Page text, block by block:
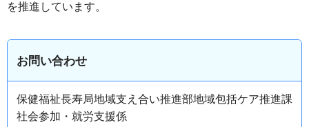
を推進しています。
お問い合わせ
保健福祉長寿局地域支え合い推進部地域包括ケア推進課
社会参加・就労支援係